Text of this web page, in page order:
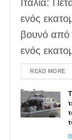
Ιταλία:
ενός
βουνό από
ενός
READ MORE